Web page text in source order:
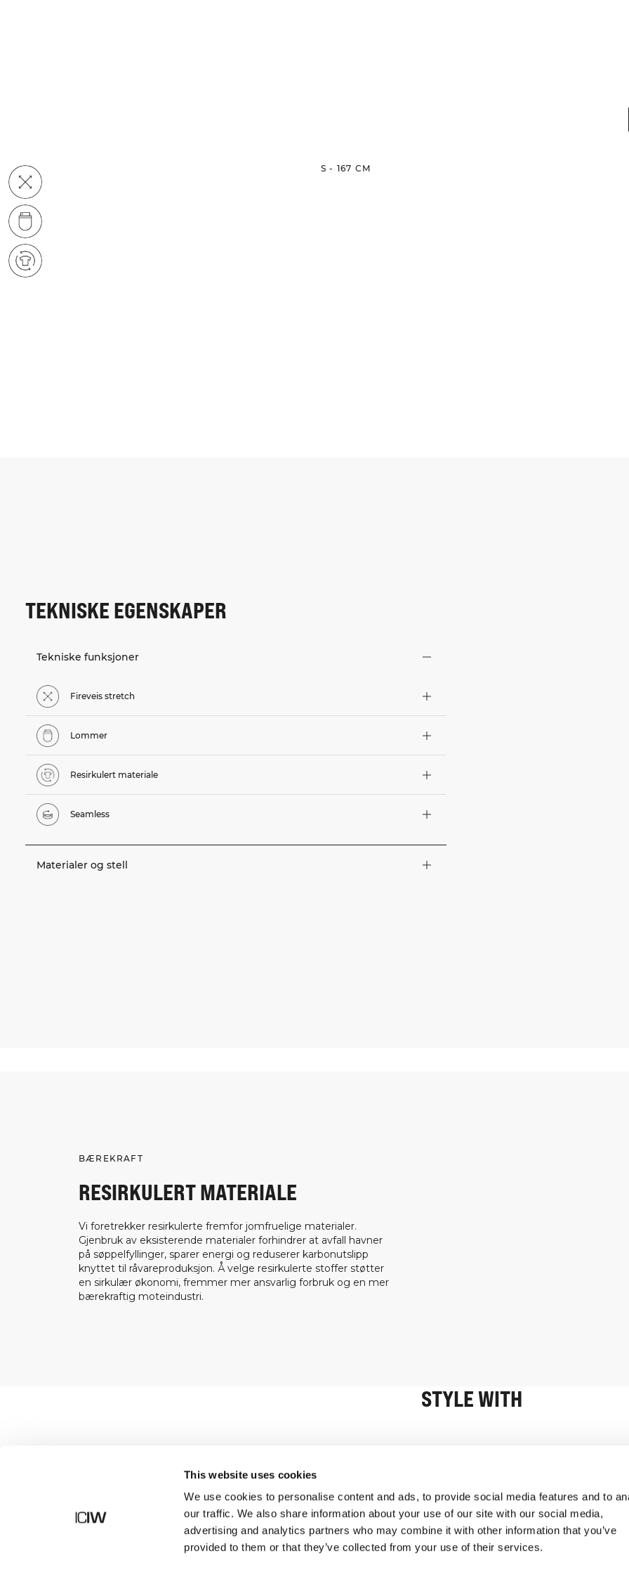
This website uses cookies
We use cookies to personalise content and ads, to provide social media features and to
our traffic. We also share information about your use of our site with our social media,
advertising and analytics partners who may combine it with other information that you’ve
provided to them or that they’ve collected from your use of their services.
S - 167 CM
TEKNISKE EGENSKAPER
Tekniske funksjoner
Fireveis stretch
Lommer
Resirkulert materiale
Seamless
Materialer og stell
BÆREKRAFT
RESIRKULERT MATERIALE
Vi foretrekker resirkulerte fremfor jomfruelige materialer.
Gjenbruk av eksisterende materialer forhindrer at avfall havner
på søppelfyllinger, sparer energi og reduserer karbonutslipp
knyttet til råvareproduksjon. Å velge resirkulerte stoffer støtter
en sirkulær økonomi, fremmer mer ansvarlig forbruk og en mer
bærekraftig moteindustri.
STYLE WITH
Shop